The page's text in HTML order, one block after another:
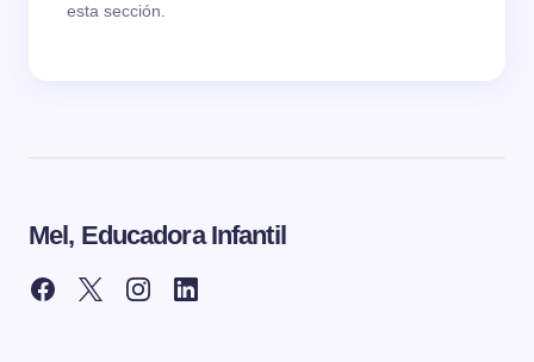
esta sección.
Mel, Educadora Infantil